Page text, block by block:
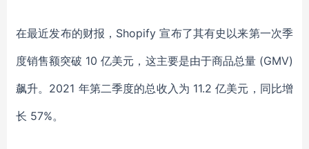
在最近发布的财报，Shopify 宣布了其有史以来第一次季
度销售额突破 10 亿美元，这主要是由于商品总量 (GMV)
飙升。2021 年第二季度的总收入为 11.2 亿美元，同比增
长 57%。